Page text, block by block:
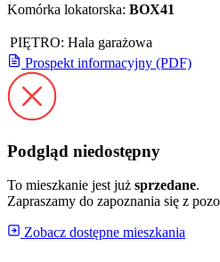
Komórka lokatorska: BOX41
PIĘTRO: Hala garażowa
Prospekt informacyjny (PDF)
Podgląd niedostępny
To mieszkanie jest już sprzedane.
Zapraszamy do zapoznania się z
Zobacz dostępne mieszkania